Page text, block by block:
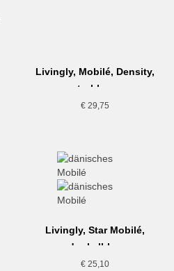
Livingly, Mobilé, Density,
petrol-braun
€29,75
Livingly, Star Mobilé,
dunkelblau
€25,10